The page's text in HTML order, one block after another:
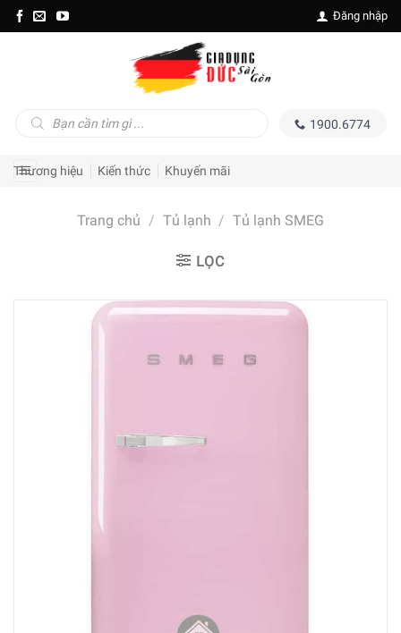
Skip
to
Đăng nhập
kiếm
1900.6774
Thương hiệu Kiến thức Khuyến mãi
Trang chủ / Tủ lạnh / Tủ lạnh SMEG
LỌC